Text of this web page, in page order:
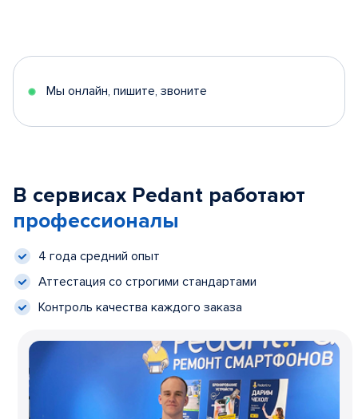
Мы онлайн, пишите, звоните
В сервисах Pedant работают
профессионалы
4 года средний опыт
Аттестация со строгими стандартами
Контроль качества каждого заказа